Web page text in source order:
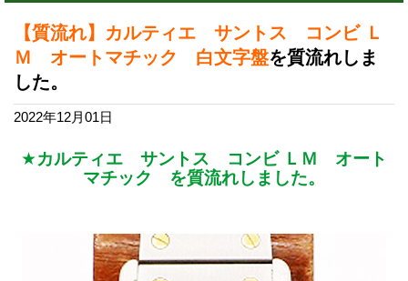
【質流れ】カルティエ サントス コンビ Ｌ
Ｍ オートマチック 白文字盤を質流れしま
した。
2022年12月01日
★カルティエ サントス コンビ ＬＭ オート
マチック を質流れしました。